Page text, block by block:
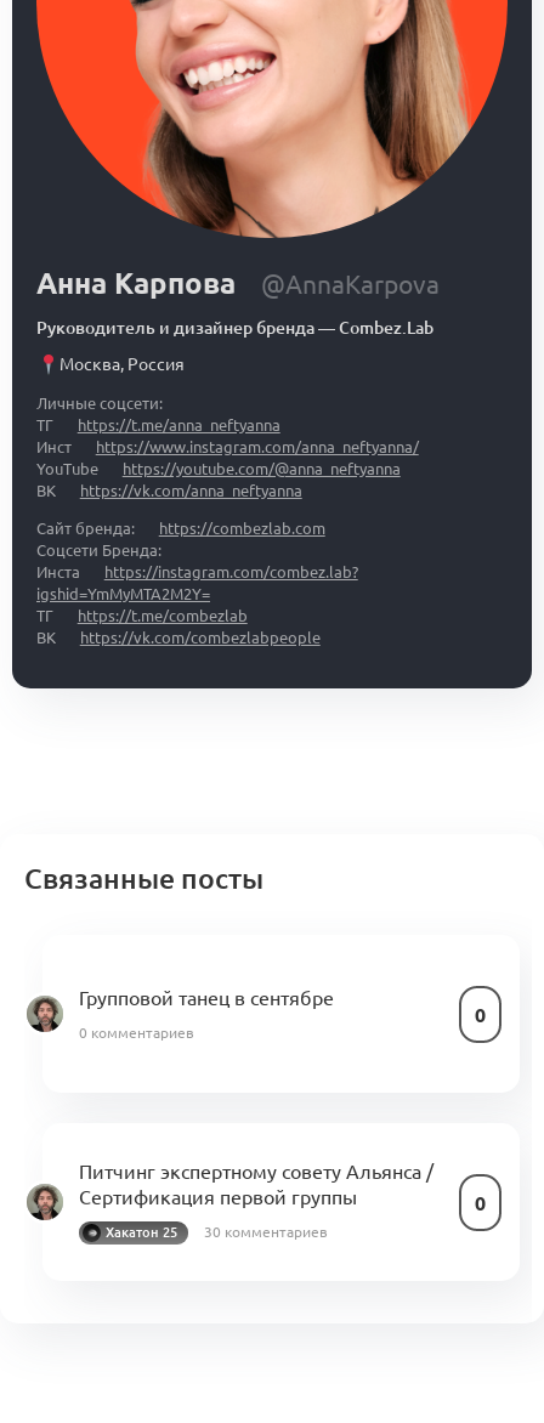
Анна Карпова @AnnaKarpova
Руководитель и дизайнер бренда—Combez.Lab
Москва, Россия
Личные соцсети:
ТГ
https://t.me/anna_neftyanna
Инст
https://www.instagram.com/anna_neftyanna/
YouTube
https://youtube.com/@anna_neftyanna
ВК
https://vk.com/anna_neftyanna
Сайт бренда:
https://combezlab.com
Соцсети Бренда:
Инста
https://instagram.com/combez.lab?
igshid=YmMyMTA2M2Y=
ТГ
https://t.me/combezlab
ВК
https://vk.com/combezlabpeople
Связанные посты
Групповой танец в сентябре
0
0 комментариев
Питчинг экспертному совету Альянса /
Сертификация первой группы
0
Хакатон 25 30 комментариев